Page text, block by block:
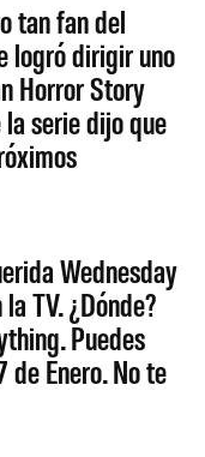
tan fan del
logró dirigir uno
Horror Story
serie dijo que
Wednesday
TV. ¿Dónde?
Puedes
de Enero. No te